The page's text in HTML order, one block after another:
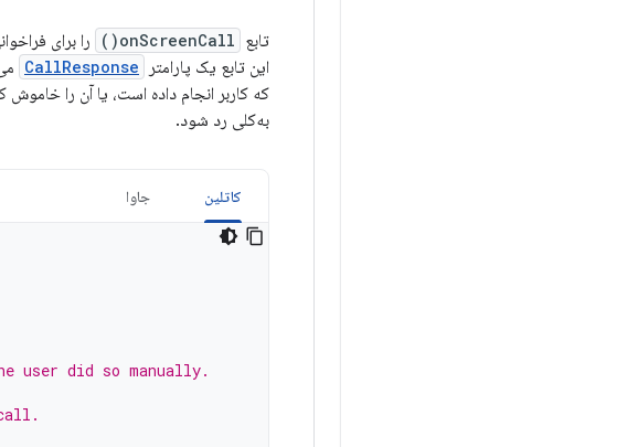
تابع onScreenCall() را برای
این تابع یک پارامتر
CallResponse
که کاربر انجام داده است، یا آن را
به‌کلی رد شود.
کاتلین جاوا
user did so manually.